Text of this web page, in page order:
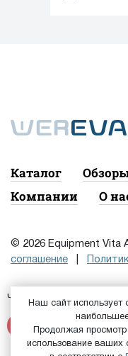
Каталог
Компании
О
© 2026 Equipment
соглашение
Чтобы подписаться на
Зарегистрируйтесь
Наш сайт использует
Продолжая
использование